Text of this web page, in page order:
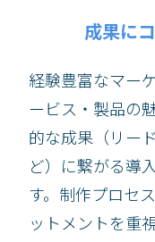
成果に
経験豊富なマー
ービス・製品の
的な成果（リー
ど）に繋がる導
す。制作プロセ
ットメントを重